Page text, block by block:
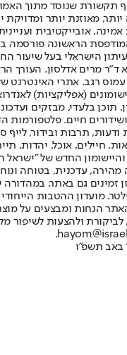
תקשורת שנוסד מתוך
יותר, מאוזנת יותר
אובייקטיבית
הישראלי בעל שיעור
ד"ר מרים אדלסון. העורך
עמוס רגב. אתרי האינטרנט
בלעדי, מבזקים
חיים. פלטפורמות
תרבות ובידור, לייף
החדש של "ישראל
מהירה, עדכנית, בטוחה
זמינים גם באתר, במהדורה
מועדון ההטבות
הנחות ומבצעים על
ולהצעות לשיפור
באב תשפ"ו